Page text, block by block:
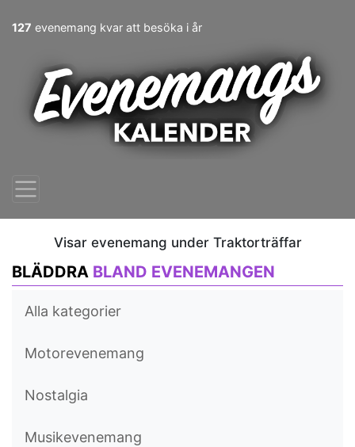
127 evenemang kvar att besöka i år
Visar evenemang under Traktorträffar
BLÄDDRA BLAND EVENEMANGEN
Alla kategorier
Motorevenemang
Nostalgia
Musikevenemang